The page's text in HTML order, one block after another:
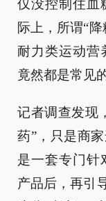
仅没控制住血
际上，所谓“
耐力类运动营
竟然都是常见
记者调查发现
药”，只是商
是一套专门针
产品后，再引